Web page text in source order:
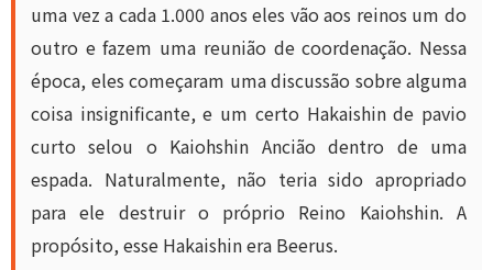
uma vez a cada 1.000 anos eles vão aos reinos um do
outro e fazem uma reunião de coordenação. Nessa
época, eles começaram uma discussão sobre alguma
coisa insignificante, e um certo Hakaishin de pavio
curto selou o Kaiohshin Ancião dentro de uma
espada. Naturalmente, não teria sido apropriado
para ele destruir o próprio Reino Kaiohshin. A
propósito, esse Hakaishin era Beerus.